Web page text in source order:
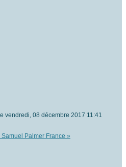
vendredi, 08 décembre 2017 11:41
Samuel Palmer France »